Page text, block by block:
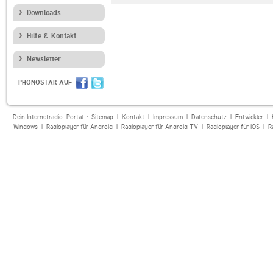
Downloads
Hilfe & Kontakt
Newsletter
PHONOSTAR AUF
Dein Internetradio-Portal : Sitemap| Kontakt| Impressum| Datenschutz| Entwickler|
Windows| Radioplayer für Android| Radioplayer für Android TV| Radioplayer für iOS|